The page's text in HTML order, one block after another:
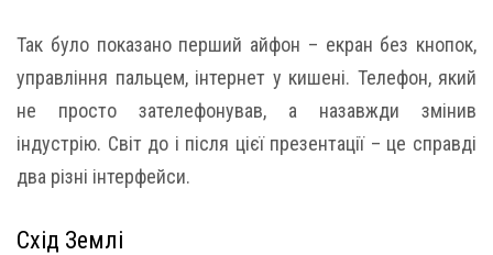
Так було показано перший айфон – екран без кнопок,
управління пальцем, інтернет у кишені. Телефон, який
не просто зателефонував, а назавжди змінив
індустрію. Світ до і після цієї презентації – це справді
два різні інтерфейси.
Схід Землі